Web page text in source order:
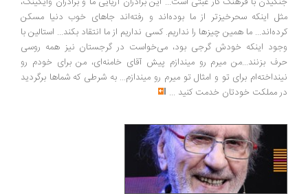
اینکه سحرخیزتر از ما بوده‌اند و رفته‌اند جاهای خوب دنیا مسکن
ما همین چیزها را نداریم. کسی نداریم از ما انتقاد بکند... استالین با
اینکه خودش گرجی بود، می‌خواست در گرجستان نیز همه روسی
بزنند...من میرم رو میندازم پیش آقای خامنه‌ای، من برای خودم رو
برای تو و امثال تو میرم رو میندازم... به شرطی که شماها برگردید
مملکت خودتان خدمت کنید...